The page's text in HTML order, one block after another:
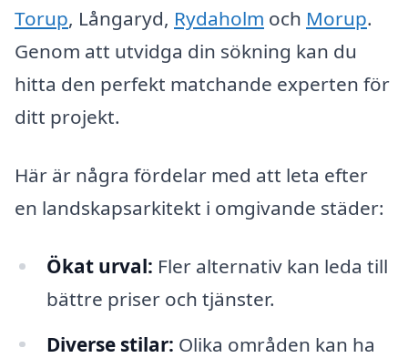
Torup, Långaryd, Rydaholm och Morup.
Genom att utvidga din sökning kan du
hitta den perfekt matchande experten för
ditt projekt.
Här är några fördelar med att leta efter
en landskapsarkitekt i omgivande städer:
Ökat urval: Fler alternativ kan leda till
bättre priser och tjänster.
Diverse stilar: Olika områden kan ha